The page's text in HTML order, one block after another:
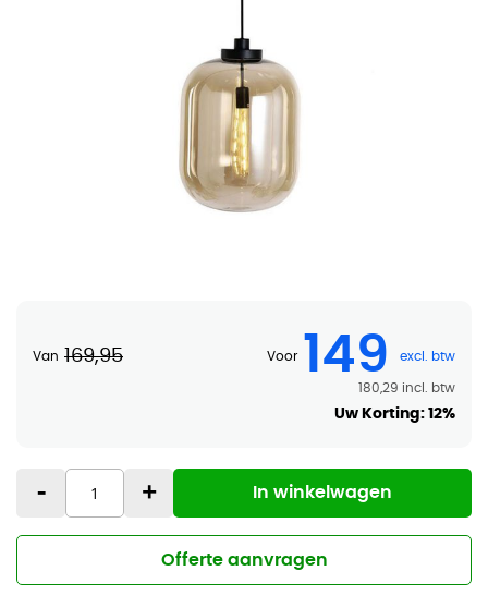
Voor 149
180,29
Van 169,95
Uw Korting:12%
- + In winkelwagen
Offerte aanvragen